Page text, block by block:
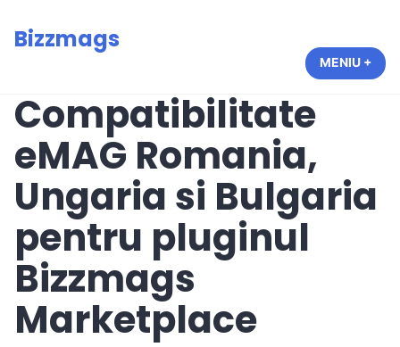
Bizzmags
MENIU +
Compatibilitate
eMAG Romania,
Ungaria si Bulgaria
pentru pluginul
Bizzmags
Marketplace